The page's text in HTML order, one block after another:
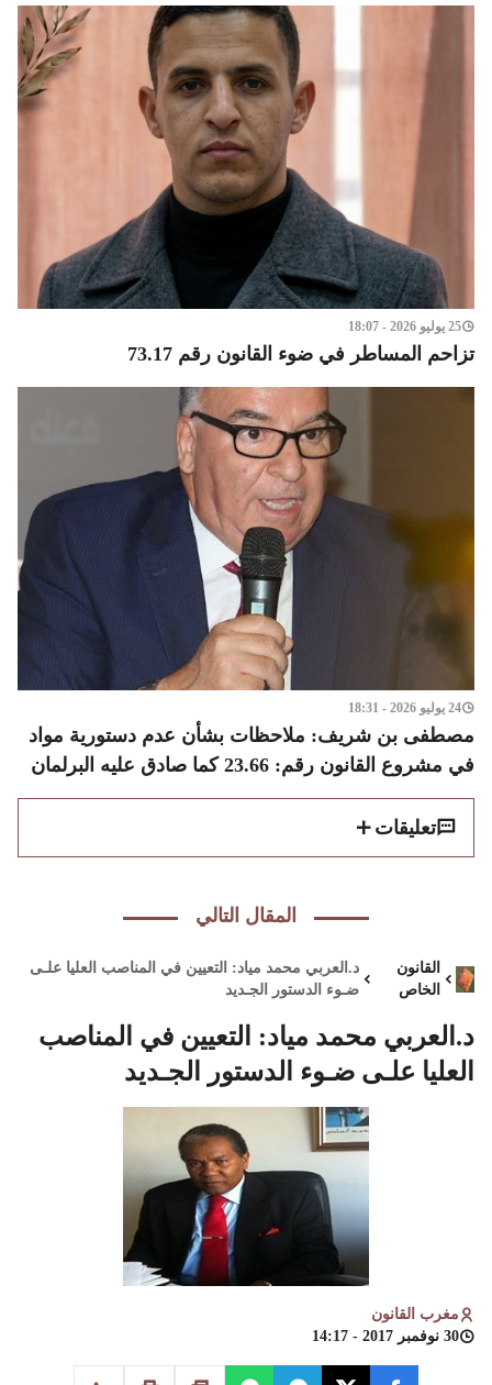
25 يوليو 2026 - 18:07
تزاحم المساطر في ضوء القانون رقم 73.17
24 يوليو 2026 - 18:31
مصطفى بن شريف: ملاحظات بشأن عدم دستورية مواد
في مشروع القانون رقم: 23.66 كما صادق عليه البرلمان
تعليقات
المقال التالي
القانون
الخاص
د.العربي محمد مياد: التعيين في المناصب العليا علـى
ضـوء الدستور الجـديد
د.العربي محمد مياد: التعيين في المناصب
العليا علـى ضـوء الدستور الجـديد
مغرب القانون
30 نوفمبر 2017 - 14:17